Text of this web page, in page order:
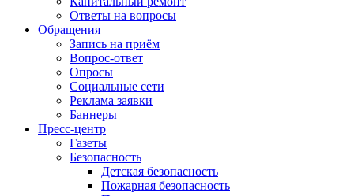
Ответы на вопросы
Обращения
Запись на приём
Вопрос-ответ
Опросы
Социальные сети
Реклама заявки
Баннеры
Пресс-центр
Газеты
Безопасность
Детская безопасность
Пожарная безопасность